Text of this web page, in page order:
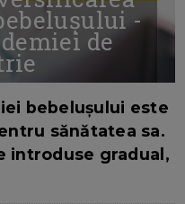
-
de
bebelușului este
sănătatea sa.
introduse gradual,